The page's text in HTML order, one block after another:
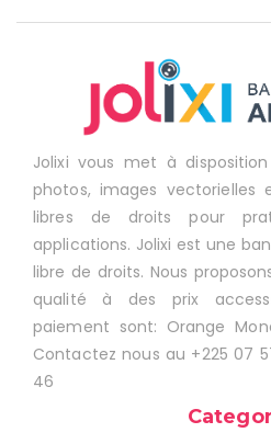
Jolixi vous met à
photos, images vectorielles
libres de droits pour
applications. Jolixi est une
libre de droits. Nous
qualité à des prix
paiement sont: Orange
Contactez nous au +225 07
46